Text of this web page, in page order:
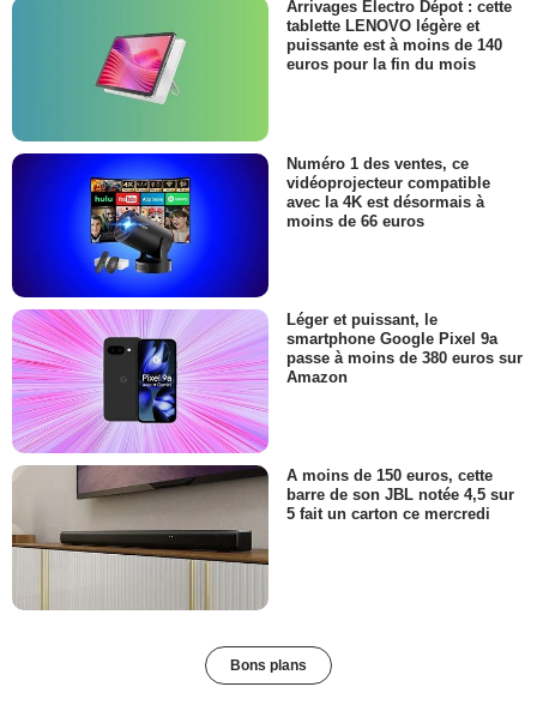
Arrivages Electro Dépot : cette
tablette LENOVO légère et
puissante est à moins de 140
euros pour la fin du mois
Numéro 1 des ventes, ce
vidéoprojecteur compatible
avec la 4K est désormais à
moins de 66 euros
Léger et puissant, le
smartphone Google Pixel 9a
passe à moins de 380 euros sur
Amazon
A moins de 150 euros, cette
barre de son JBL notée 4,5 sur
5 fait un carton ce mercredi
Bons plans